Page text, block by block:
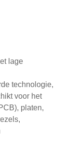
lage
technologie,
voor het
platen,